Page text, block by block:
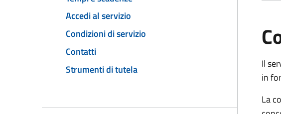
Accedi al servizio
Condizioni di servizio
Contatti
Strumenti di tutela
Il
in
La